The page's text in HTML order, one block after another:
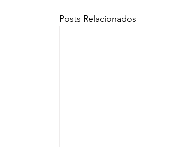
Posts Relacionados